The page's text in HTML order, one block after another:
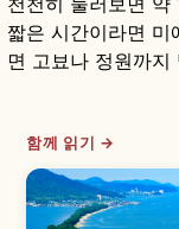
짧은 시간이라면 미
면 고뵤나 정원까
함께 읽기 →